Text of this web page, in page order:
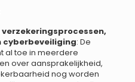
cyberbeveiliging: De
al toe in meerdere
over aansprakelijkheid,
nog worden